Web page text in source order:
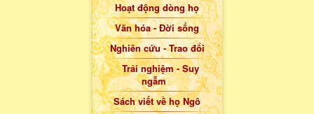
Hoạt động dòng họ
Văn hóa - Đời sống
Nghiên cứu - Trao đổi
Trải nghiệm - Suy
ngẫm
Sách viết về họ Ngô